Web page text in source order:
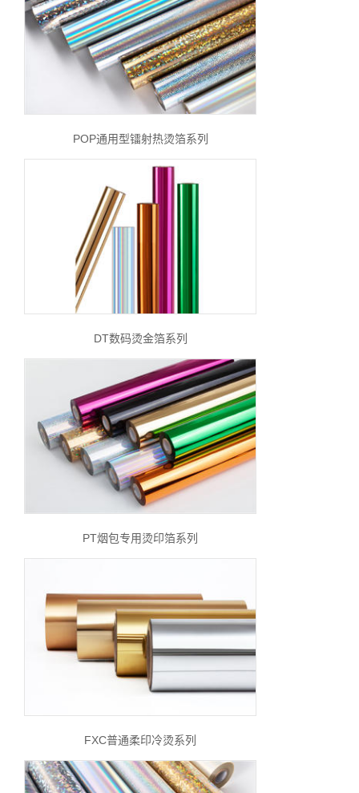
POP通用型镭射热烫箔系列
DT数码烫金箔系列
PT烟包专用烫印箔系列
FXC普通柔印冷烫系列